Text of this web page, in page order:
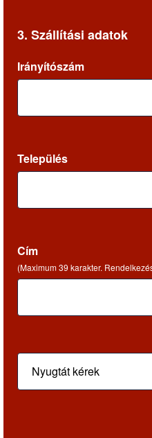
3. Szállítási adatok
Irányítószám
Település
Cím
(Maximum 39 karakter.